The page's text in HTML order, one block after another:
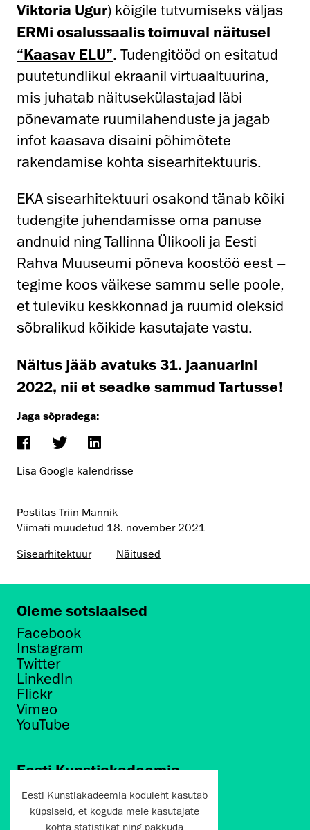
Viktoria Ugur) kõigile tutvumiseks väljas
ERMi osalussaalis toimuval näitusel
“Kaasav ELU”. Tudengitööd on esitatud
puutetundlikul ekraanil virtuaaltuurina,
mis juhatab näitusekülastajad läbi
põnevamate ruumilahenduste ja jagab
infot kaasava disaini põhimõtete
rakendamise kohta sisearhitektuuris.
EKA sisearhitektuuri osakond tänab kõiki
tudengite juhendamisse oma panuse
andnuid ning Tallinna Ülikooli ja Eesti
Rahva Muuseumi põneva koostöö eest –
tegime koos väikese sammu selle poole,
et tuleviku keskkonnad ja ruumid oleksid
sõbralikud kõikide kasutajate vastu.
Näitus jääb avatuks 31. jaanuarini
2022, nii et seadke sammud Tartusse!
Jaga sõpradega:
Lisa Google kalendrisse
Postitas Triin Männik
Viimati muudetud 18. november 2021
Sisearhitektuur
Näitused
Oleme sotsiaalsed
Facebook
Instagram
Twitter
LinkedIn
Flickr
Vimeo
YouTube
Eesti Kunstiakadeemia
Põhja puiestee 7
Tallinn 10412
Eesti Kunstiakadeemia koduleht kasutab
küpsiseid, et koguda meie kasutajate
kohta statistikat ning pakkuda